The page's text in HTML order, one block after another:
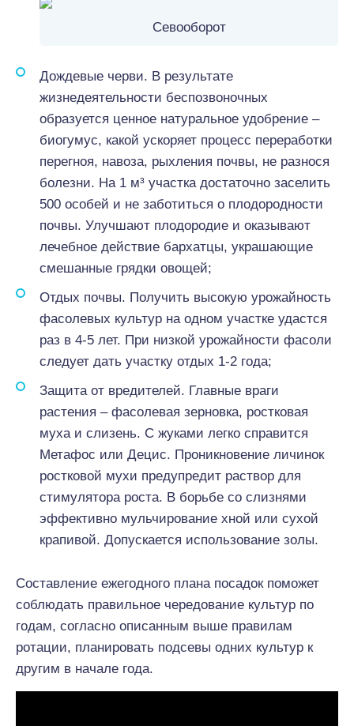
Севооборот
Дождевые черви. В результате
жизнедеятельности беспозвоночных
образуется ценное натуральное удобрение –
биогумус, какой ускоряет процесс переработки
перегноя, навоза, рыхления почвы, не разнося
болезни. На 1 м³ участка достаточно заселить
500 особей и не заботиться о плодородности
почвы. Улучшают плодородие и оказывают
лечебное действие бархатцы, украшающие
смешанные грядки овощей;
Отдых почвы. Получить высокую урожайность
фасолевых культур на одном участке удастся
раз в 4-5 лет. При низкой урожайности фасоли
следует дать участку отдых 1-2 года;
Защита от вредителей. Главные враги
растения – фасолевая зерновка, ростковая
муха и слизень. С жуками легко справится
Метафос или Децис. Проникновение личинок
ростковой мухи предупредит раствор для
стимулятора роста. В борьбе со слизнями
эффективно мульчирование хной или сухой
крапивой. Допускается использование золы.
Составление ежегодного плана посадок поможет
соблюдать правильное чередование культур по
годам, согласно описанным выше правилам
ротации, планировать подсевы одних культур к
другим в начале года.